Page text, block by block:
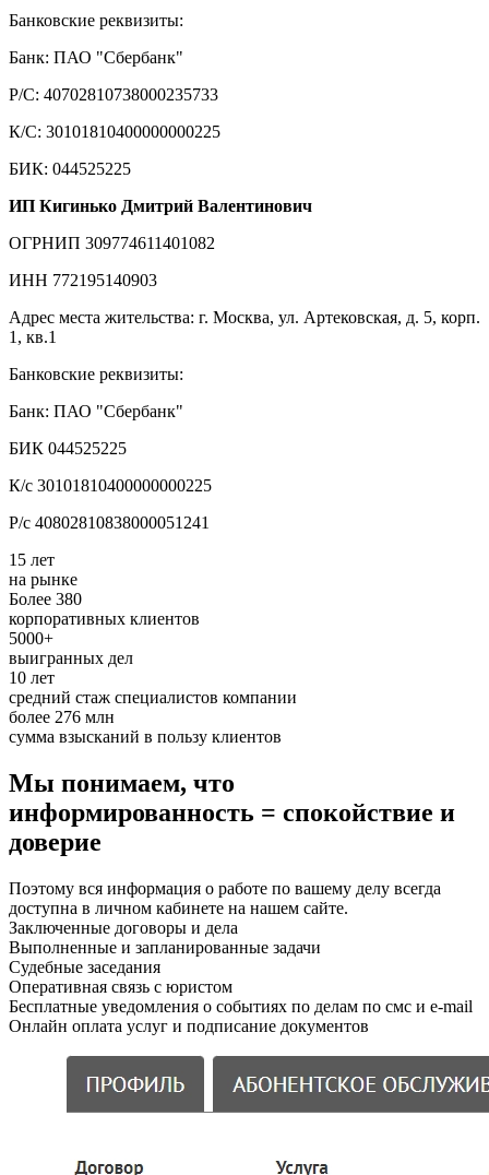
Банковские реквизиты:
Банк: ПАО "Сбербанк"
Р/С: 40702810738000235733
К/С: 30101810400000000225
БИК: 044525225
ИП Кигинько Дмитрий Валентинович
ОГРНИП 309774611401082
ИНН 772195140903
Адрес места жительства: г. Москва, ул. Артековская, д. 5, корп.
1, кв.1
Банковские реквизиты:
Банк: ПАО "Сбербанк"
БИК 044525225
К/с 30101810400000000225
Р/с 40802810838000051241
15 лет
на рынке
Более 380
корпоративных клиентов
5000+
выигранных дел
10 лет
средний стаж специалистов компании
более 276 млн
сумма взысканий в пользу клиентов
Мы понимаем, что
информированность = спокойствие и
доверие
Поэтому вся информация о работе по вашему делу всегда
доступна в личном кабинете на нашем сайте.
Заключенные договоры и дела
Выполненные и запланированные задачи
Судебные заседания
Оперативная связь с юристом
Бесплатные уведомления о событиях по делам по смс и e-mail
Онлайн оплата услуг и подписание документов